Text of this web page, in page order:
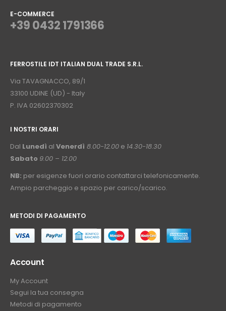
E-COMMERCE
+39 0432 1791366
FERROSTILE IDT ITALIAN DUAL TRADE S.R.L.
Via TAVAGNACCO, 89/1
33100 UDINE (UD) - Italy
P. IVA 02602370302
I NOSTRI ORARI
Dal Lunedì al Venerdì 8.00-12.00 e 14.30-18.30
Sabato 9.00 – 12.00
NB: per esigenze fuori orario contattarci telefonicamente.
Ampio parcheggio e spazio per carico/scarico.
METODI DI PAGAMENTO
Account
My Account
Segui la tua consegna
Metodi di pagamento